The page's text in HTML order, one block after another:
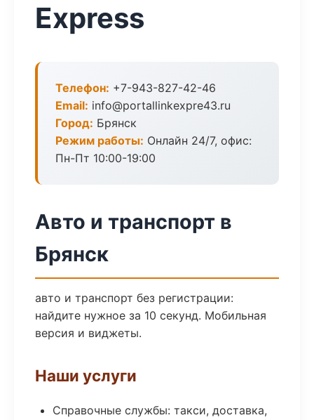
Express
Телефон: +7-943-827-42-46
Email: info@portallinkexpre43.ru
Город: Брянск
Режим работы: Онлайн 24/7, офис:
Пн-Пт 10:00-19:00
Авто и транспорт в
Брянск
авто и транспорт без регистрации:
найдите нужное за 10 секунд. Мобильная
версия и виджеты.
Наши услуги
Справочные службы: такси, доставка,